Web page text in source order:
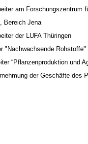
am Forschungszentrum
Jena
der LUFA Thüringen
Rohstoffe"
“Pflanzenproduktion und
der Geschäfte des